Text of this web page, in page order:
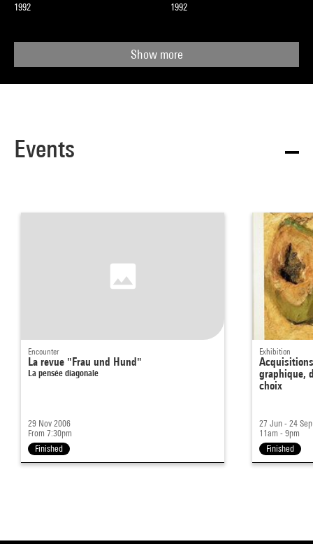
1992
1992
Show more
Events
Encounter
La revue "Frau und Hund"
La pensée diagonale
29 Nov 2006
From 7:30pm
Finished
Exhibition
graphique,
choix
27 Jun - 24
11am - 9pm
Finished